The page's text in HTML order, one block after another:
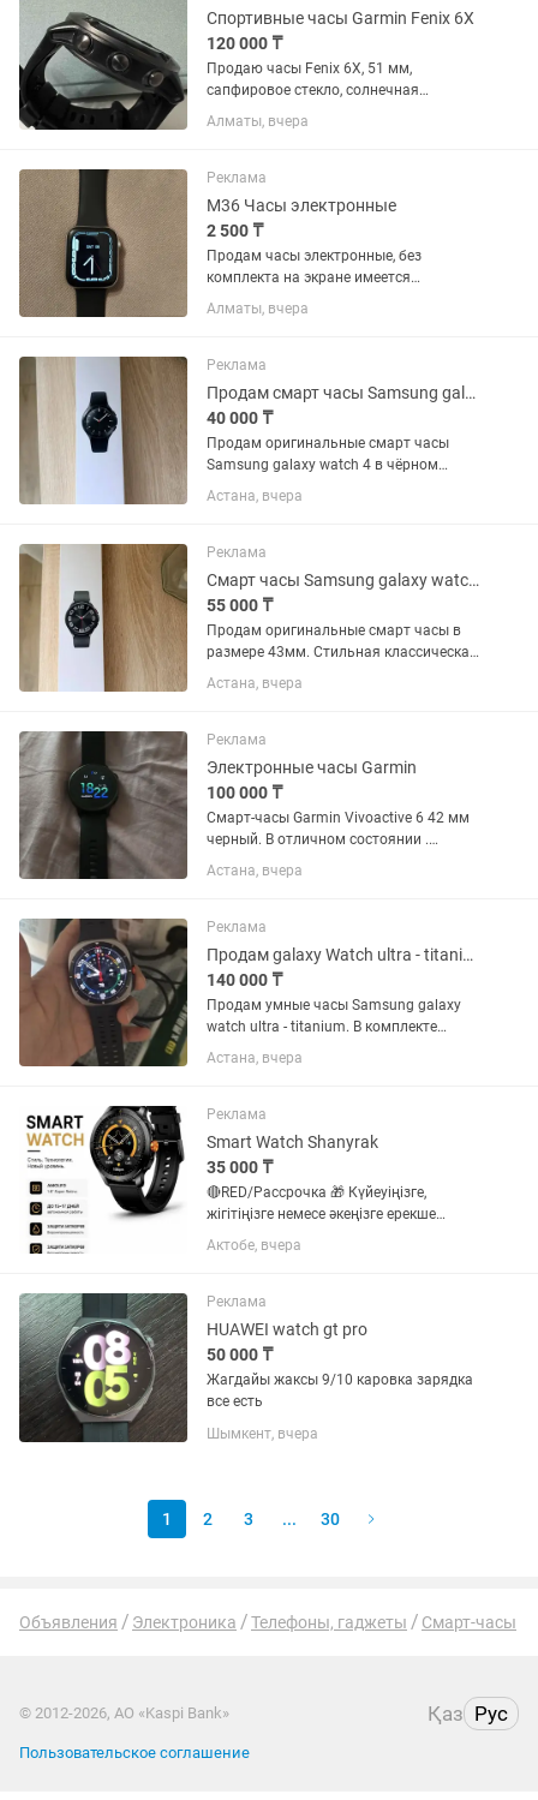
Спортивные часы Garmin Fenix 6X
120 000 ₸
Продаю часы Fenix 6X, 51 мм,
сапфировое стекло, солнечная
батарея, титановый корпус, состояние
-отличное, никаких повреждений, заряд
Алматы, вчера
Реклама
M36 Часы электронные
2 500 ₸
Продам часы электронные, без
комплекта на экране имеется
царапина которая не влияет на работу
Алматы, вчера
Реклама
Продам смарт часы Samsung galaxy watch 46 mm
40 000 ₸
Продам оригинальные смарт часы
Samsung galaxy watch 4 в чёрном
цвете. Отличная модель с
вращающимся безелем и строгим
идеальное, полностью рабочее. Экран
чистый, без...
Астана, вчера
Реклама
Смарт часы Samsung galaxy watch 6 classic
55 000 ₸
Продам оригинальные смарт часы в
размере 43мм. Стильная классическая
модель с вращающимся безелем.
Состояние идеальное. Экран часов без
безель крутится мягко и чётко....
Астана, вчера
Реклама
Электронные часы Garmin
100 000 ₸
Смарт-часы Garmin Vivoactive 6 42 мм
черный. В отличном состоянии .
Продажа в связи с ненадобностью .
Писать на
Астана, вчера
Реклама
Продам galaxy Watch ultra - titanium
140 000 ₸
Продам умные часы Samsung galaxy
watch ultra - titanium. В комплекте
родная коробка, сами часы, зарядный
кабель-таблетка, комплектный
оригинальный плетеный оранжевый...
Астана, вчера
Реклама
Smart Watch Shanyrak
35 000 ₸
🔴RED/Рассрочка 🎁 Күйеуіңізге,
жігітіңізге немесе әкеңізге ерекше
сыйлық іздеп жүрсіз бе? ⌚ Смарт сағат
– күнделікті өмірге пайдалы әрі стильді
Қоңырауға жауап беру және...
Актобе, вчера
Реклама
HUAWEI watch gt pro
50 000 ₸
Жагдайы жаксы 9/10 каровка зарядка
все есть
Шымкент, вчера
1 2 3 ... 30
Объявления Электроника Телефоны, гаджеты Смарт-часы
© 2012-2026, АО «Kaspi Bank» Қаз Рус
Пользовательское соглашение